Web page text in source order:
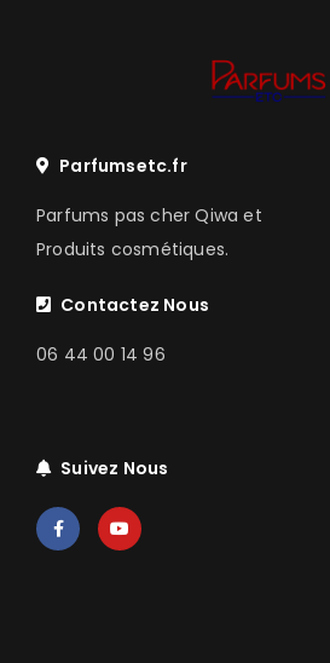
Parfumsetc.fr
Parfums pas cher Qiwa et
Produits cosmétiques.
Contactez Nous
06 44 00 14 96
Suivez Nous